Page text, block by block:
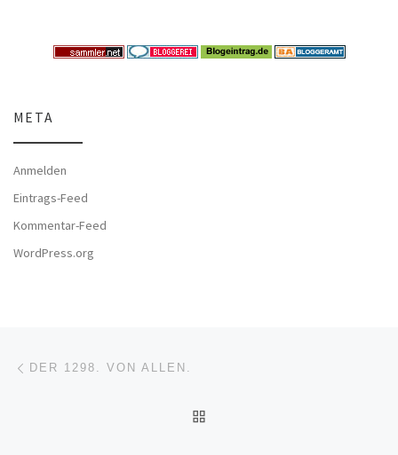
META
Anmelden
Eintrags-Feed
Kommentar-Feed
WordPress.org
Beitragsnavigation
DER 1298. VON ALLEN.